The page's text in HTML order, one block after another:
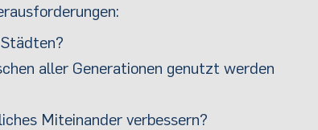
aller Generationen genutzt werden
Miteinander verbessern?